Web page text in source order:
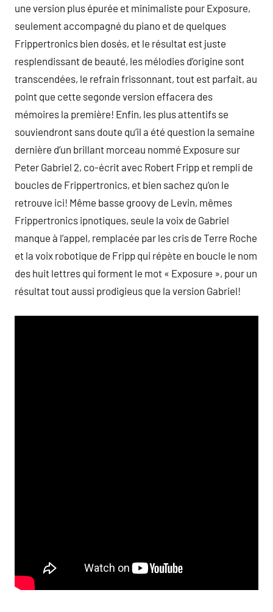
une version plus épurée et minimaliste pour Exposure,
seulement accompagné du piano et de quelques
Frippertronics bien dosés, et le résultat est juste
resplendissant de beauté, les mélodies d’origine sont
transcendées, le refrain frissonnant, tout est parfait, au
point que cette segonde version effacera des
mémoires la première! Enfin, les plus attentifs se
souviendront sans doute qu’il a été question la semaine
dernière d’un brillant morceau nommé Exposure sur
Peter Gabriel 2, co-écrit avec Robert Fripp et rempli de
boucles de Frippertronics, et bien sachez qu’on le
retrouve ici! Même basse groovy de Levin, mêmes
Frippertronics ipnotiques, seule la voix de Gabriel
manque à l’appel, remplacée par les cris de Terre Roche
et la voix robotique de Fripp qui répète en boucle le nom
des huit lettres qui forment le mot « Exposure », pour un
résultat tout aussi prodigieus que la version Gabriel!